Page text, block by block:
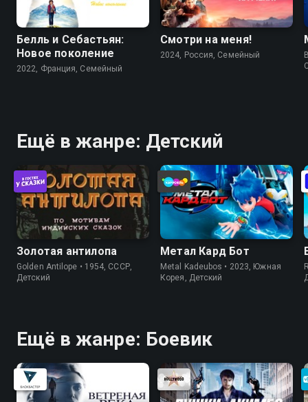
Белль и Себастьян:
Новое поколение
2022, Франция, Cемейный
Смотри на меня!
2024, Россия, Cемейный
Ещё в жанре: Детский
Золотая антилопа
Golden Antilope • 1954, СССР,
Детский
Метал Кард Бот
Metal Kadeubos • 2023, Южная
Корея, Детский
Ещё в жанре: Боевик